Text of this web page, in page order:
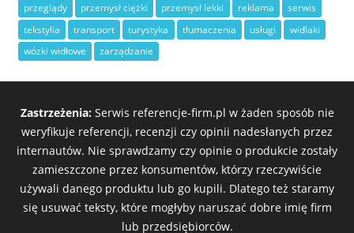
przeglądy
przemysł ciężki przemysł lekki reklama
serwis
tekstylia
transport turystyka tłumaczenia usługi
widlaki
wózki widłowe
zarządzanie
Zastrzeżenia:Serwis referencje-firm.pl w żaden sposób nie
weryfikuje referencji, recenzji czy opinii nadesłanych przez
internautów. Nie sprawdzamy czy opinie o produkcie zostały
zamieszczone przez konsumentów, którzy rzeczywiście
używali danego produktu lub go kupili. Dlatego też staramy
się usuwać teksty, które mogłyby naruszać dobre imię firm
lub przedsiębiorców.